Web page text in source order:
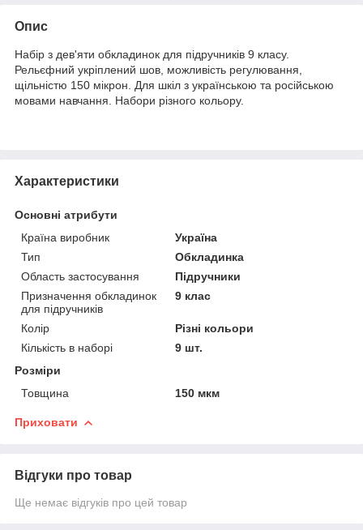
Опис
Набір з дев'яти обкладинок для підручників 9 класу.
Рельєфний укріплений шов, можливість регулювання,
щільністю 150 мікрон. Для шкіл з українською та російською
мовами навчання. Набори різного кольору.
Характеристики
Основні атрибути
Країна виробник
Україна
Тип
Обкладинка
Область застосування
Підручники
Призначення обкладинок
для підручників
9 клас
Колір
Різні кольори
Кількість в наборі
9 шт.
Розміри
Товщина
150 мкм
Приховати
Відгуки про товар
Ще немає відгуків про цей товар